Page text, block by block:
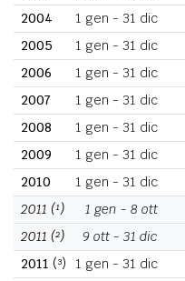
2004
1 gen - 31 dic
2005
1 gen - 31 dic
2006
1 gen - 31 dic
2007
1 gen - 31 dic
2008
1 gen - 31 dic
2009
1 gen - 31 dic
2010
1 gen - 31 dic
2011 (¹) 1 gen - 8 ott
2011 (²) 9 ott - 31 dic
2011 (³) 1 gen - 31 dic